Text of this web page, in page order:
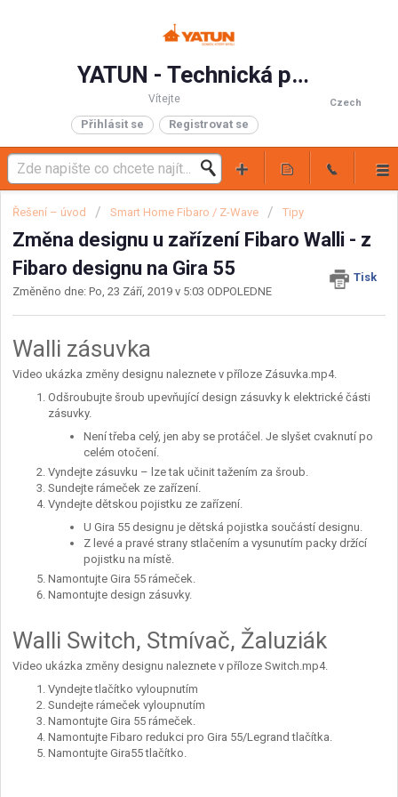
YATUN - Technická podpora
Czech
Vítejte
Přihlásit se Registrovat se
Řešení – úvod Smart Home Fibaro / Z-Wave Tipy
Změna designu u zařízení Fibaro Walli - z
Fibaro designu na Gira 55
Tisk
Změněno dne: Po, 23 Září, 2019 v 5:03 ODPOLEDNE
Walli zásuvka
Video ukázka změny designu naleznete v příloze Zásuvka.mp4.
Odšroubujte šroub upevňující design zásuvky k elektrické části
zásuvky.
Není třeba celý, jen aby se protáčel. Je slyšet cvaknutí po
celém otočení.
Vyndejte zásuvku – lze tak učinit tažením za šroub.
Sundejte rámeček ze zařízení.
Vyndejte dětskou pojistku ze zařízení.
U Gira 55 designu je dětská pojistka součástí designu.
Z levé a pravé strany stlačením a vysunutím packy držící
pojistku na místě.
Namontujte Gira 55 rámeček.
Namontujte design zásuvky.
Walli Switch, Stmívač, Žaluziák
Video ukázka změny designu naleznete v příloze Switch.mp4.
Vyndejte tlačítko vyloupnutím
Sundejte rámeček vyloupnutím
Namontujte Gira 55 rámeček.
Namontujte Fibaro redukci pro Gira 55/Legrand tlačítka.
Namontujte Gira55 tlačítko.